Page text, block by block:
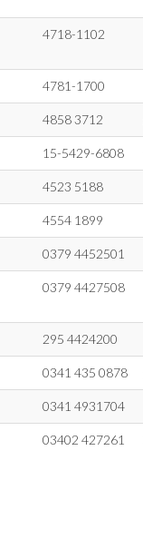
4718-1102
4781-1700
4858 3712
15-5429-6808
4523 5188
4554 1899
0379 4452501
0379 4427508
295 4424200
0341 435 0878
0341 4931704
03402 427261